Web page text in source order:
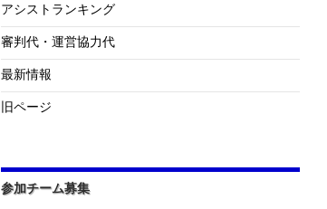
アシストランキング
審判代・運営協力代
最新情報
旧ページ
参加チーム募集